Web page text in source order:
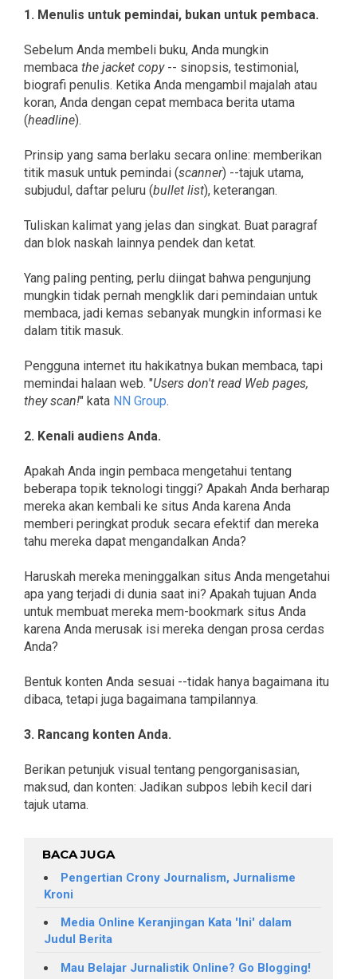
1. Menulis untuk pemindai, bukan untuk pembaca.
Sebelum Anda membeli buku, Anda mungkin
membaca the jacket copy -- sinopsis, testimonial,
biografi penulis. Ketika Anda mengambil majalah atau
koran, Anda dengan cepat membaca berita utama
(headline).
Prinsip yang sama berlaku secara online: memberikan
titik masuk untuk pemindai (scanner) --tajuk utama,
subjudul, daftar peluru (bullet list), keterangan.
Tuliskan kalimat yang jelas dan singkat. Buat paragraf
dan blok naskah lainnya pendek dan ketat.
Yang paling penting, perlu diingat bahwa pengunjung
mungkin tidak pernah mengklik dari pemindaian untuk
membaca, jadi kemas sebanyak mungkin informasi ke
dalam titik masuk.
Pengguna internet itu hakikatnya bukan membaca, tapi
memindai halaan web. "Users don't read Web pages,
they scan!" kata NN Group.
2. Kenali audiens Anda.
Apakah Anda ingin pembaca mengetahui tentang
beberapa topik teknologi tinggi? Apakah Anda berharap
mereka akan kembali ke situs Anda karena Anda
memberi peringkat produk secara efektif dan mereka
tahu mereka dapat mengandalkan Anda?
Haruskah mereka meninggalkan situs Anda mengetahui
apa yang terjadi di dunia saat ini? Apakah tujuan Anda
untuk membuat mereka mem-bookmark situs Anda
karena Anda merusak isi mereka dengan prosa cerdas
Anda?
Bentuk konten Anda sesuai --tidak hanya bagaimana itu
dibaca, tetapi juga bagaimana tampilannya.
3. Rancang konten Anda.
Berikan petunjuk visual tentang pengorganisasian,
maksud, dan konten: Jadikan subpos lebih kecil dari
tajuk utama.
BACA JUGA
Pengertian Crony Journalism, Jurnalisme
Kroni
Media Online Keranjingan Kata 'Ini' dalam
Judul Berita
Mau Belajar Jurnalistik Online? Go Blogging!